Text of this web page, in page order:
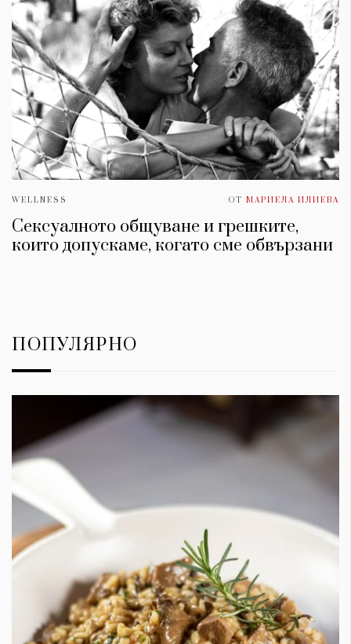
WELLNESS ОТ МАРИЕЛА ИЛИЕВА
Сексуалното общуване и грешките,
които допускаме, когато сме обвързани
ПОПУЛЯРНО